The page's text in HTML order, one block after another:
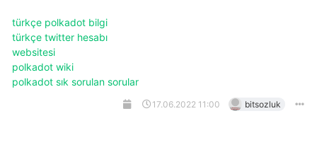
türkçe polkadot bilgi
türkçe twitter hesabı
websitesi
polkadot wiki
polkadot sık sorulan sorular
17.06.2022 11:00 bitsozluk